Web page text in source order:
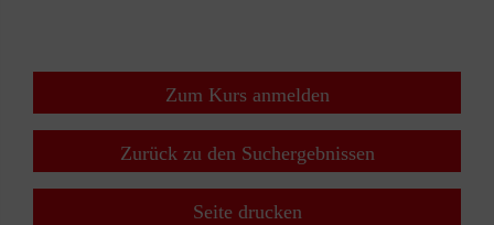
Zum Kurs anmelden
Zurück zu den Suchergebnissen
Seite drucken